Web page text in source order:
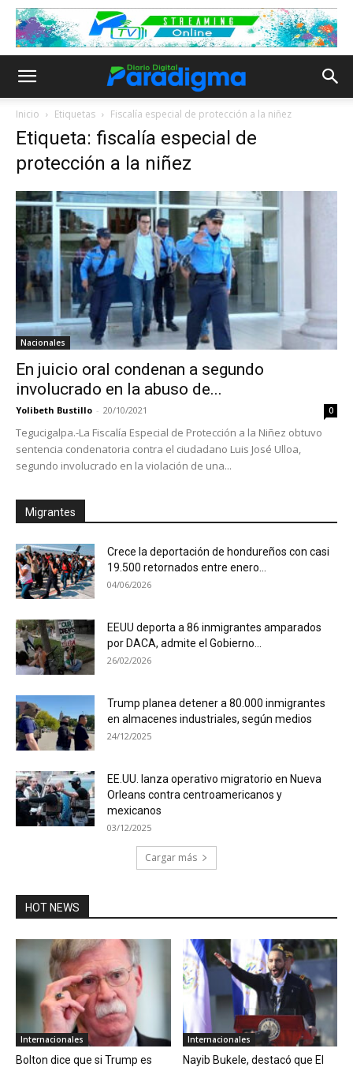
Inicio Etiquetas Fiscalía especial de protección a la niñez
Etiqueta: fiscalía especial de
protección a la niñez
Nacionales
En juicio oral condenan a segundo
involucrado en la abuso de...
Yolibeth Bustillo - 20/10/2021 0
Tegucigalpa.-La Fiscalía Especial de Protección a la Niñez obtuvo
sentencia condenatoria contra el ciudadano Luis José Ulloa,
segundo involucrado en la violación de una...
Migrantes
Crece la deportación de hondureños con casi
19.500 retornados entre enero...
04/06/2026
EEUU deporta a 86 inmigrantes amparados
por DACA, admite el Gobierno...
26/02/2026
Trump planea detener a 80.000 inmigrantes
en almacenes industriales, según medios
24/12/2025
EE.UU. lanza operativo migratorio en Nueva
Orleans contra centroamericanos y
mexicanos
03/12/2025
Cargar más
HOT NEWS
Internacionales
Bolton dice que si Trump es
Internacionales
Nayib Bukele, destacó que El